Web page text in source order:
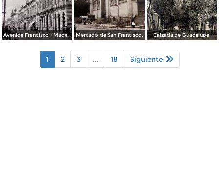
Avenida Francisco I Madero. Mercado de San Francisco. Calzada de Guadalupe.
1 2 3 ... 18 Siguiente